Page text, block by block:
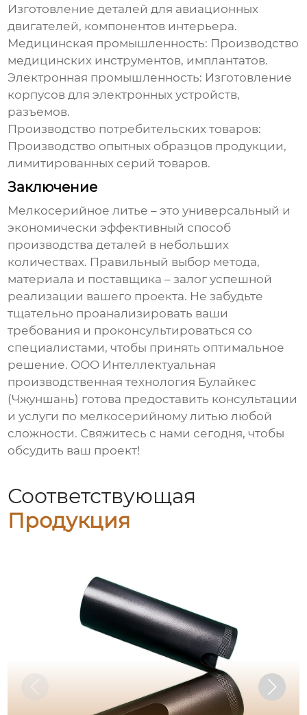
Изготовление деталей для авиационных
двигателей, компонентов интерьера.
Медицинская промышленность: Производство
медицинских инструментов, имплантатов.
Электронная промышленность: Изготовление
корпусов для электронных устройств,
разъемов.
Производство потребительских товаров:
Производство опытных образцов продукции,
лимитированных серий товаров.
Заключение
Мелкосерийное литье – это универсальный и
экономически эффективный способ
производства деталей в небольших
количествах. Правильный выбор метода,
материала и поставщика – залог успешной
реализации вашего проекта. Не забудьте
тщательно проанализировать ваши
требования и проконсультироваться со
специалистами, чтобы принять оптимальное
решение. ООО Интеллектуальная
производственная технология Булайкес
(Чжуншань) готова предоставить консультации
и услуги по мелкосерийному литью любой
сложности. Свяжитесь с нами сегодня, чтобы
обсудить ваш проект!
Соответствующая
Продукция